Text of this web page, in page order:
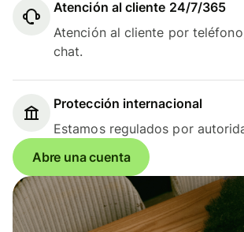
Atención al cliente 24/7/365
Atención al cliente por
chat.
Protección internacional
Estamos regulados por
Abre una cuenta